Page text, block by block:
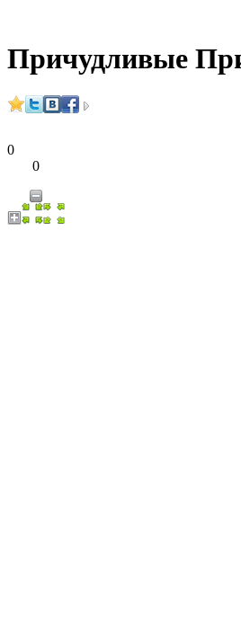
Причудливые
0
0